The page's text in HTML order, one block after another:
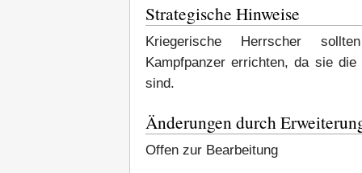
Strategische Hinweise
Kriegerische Herrscher
Kampfpanzer errichten, da sie
sind.
Änderungen durch
Offen zur Bearbeitung